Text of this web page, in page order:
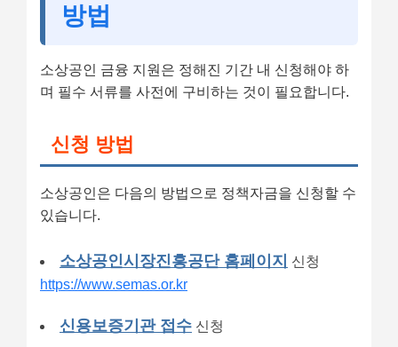
방법
소상공인 금융 지원은 정해진 기간 내 신청해야 하
며 필수 서류를 사전에 구비하는 것이 필요합니다.
신청 방법
소상공인은 다음의 방법으로 정책자금을 신청할 수
있습니다.
소상공인시장진흥공단 홈페이지 신청
https://www.semas.or.kr
신용보증기관 접수 신청